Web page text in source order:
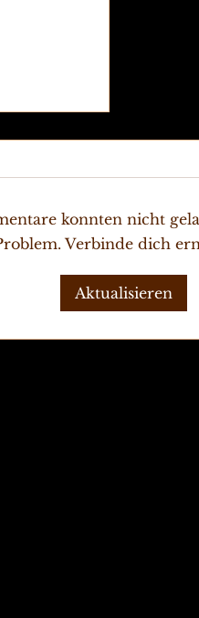
konnten nicht
Verbinde dich
Aktualisieren